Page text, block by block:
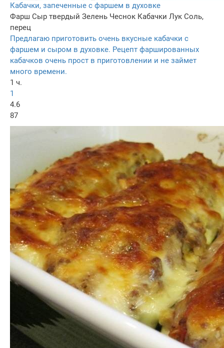
Кабачки, запеченные с фаршем в духовке
Фарш Сыр твердый Зелень Чеснок Кабачки Лук Соль,
перец
Предлагаю приготовить очень вкусные кабачки с
фаршем и сыром в духовке. Рецепт фаршированных
кабачков очень прост в приготовлении и не займет
много времени.
1 ч.
1
4.6
87